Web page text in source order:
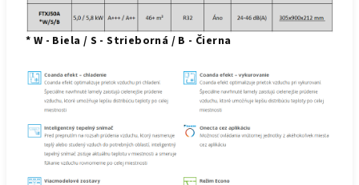
* W - Biela / S - Strieborná / B - Čierna